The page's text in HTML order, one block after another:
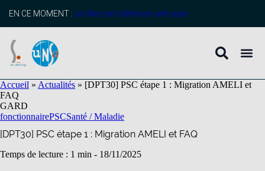
principal
EN CE MOMENT : profitez de l’adhésion anticipée
Accueil » Actualités » [DPT30] PSC étape 1 : Migration AMELI et
FAQ
GARD
fonctionnairePSCSanté / Maladie
[DPT30] PSC étape 1 : Migration AMELI et FAQ
Temps de lecture : 1 min - 18/11/2025